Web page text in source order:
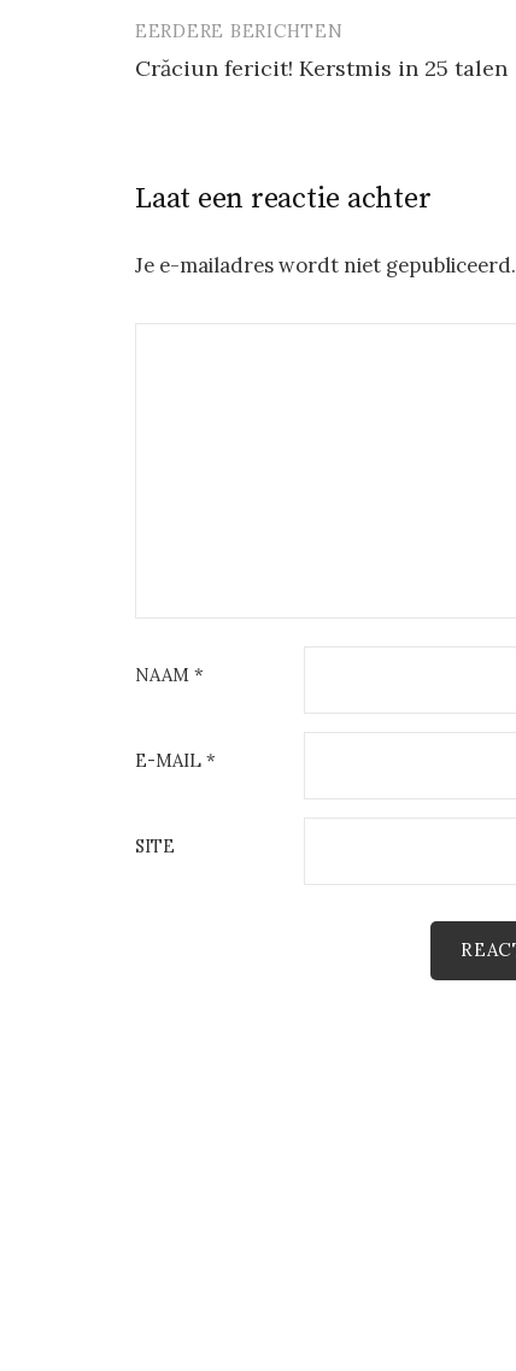
Berichtnavigatie
EERDERE BERICHTEN
Crăciun fericit! Kerstmis in 25 talen
Laat een reactie achter
Je e-mailadres wordt niet gepubliceerd.
NAAM *
E-MAIL *
SITE